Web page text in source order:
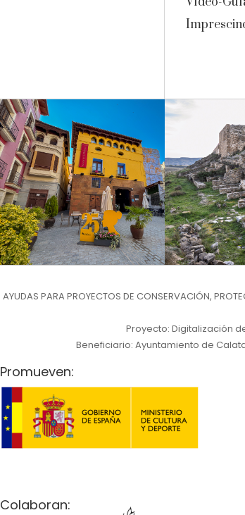
AYUDAS PARA PROYECTOS DE CONSERVACIÓN,
Proyecto: Digitalización
Beneficiario: Ayuntamiento de
Promueven:
Colaboran: